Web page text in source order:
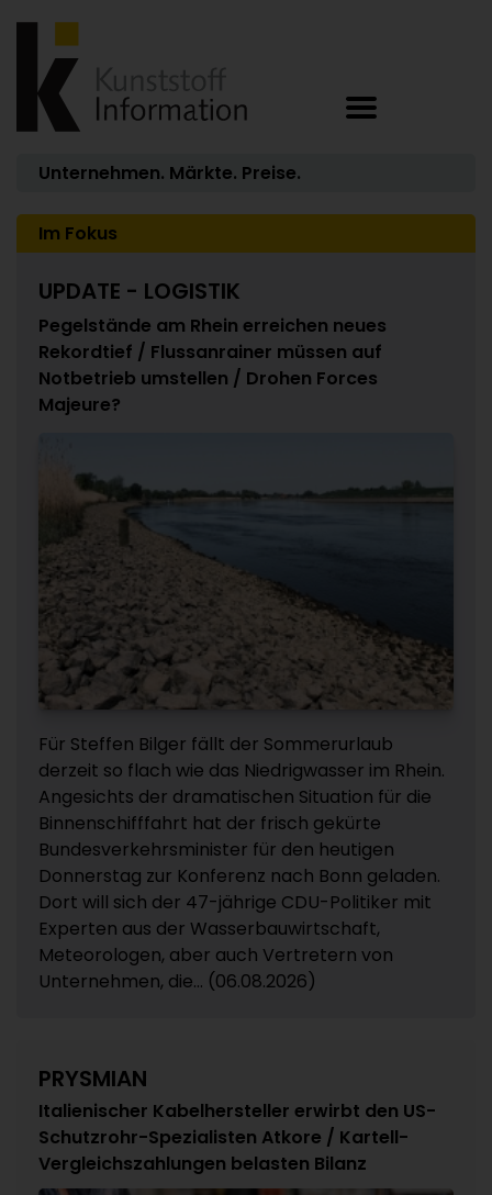
Unternehmen. Märkte. Preise.
Im Fokus
UPDATE - LOGISTIK
Pegelstände am Rhein erreichen neues
Rekordtief / Flussanrainer müssen auf
Notbetrieb umstellen / Drohen Forces
Majeure?
Für Steffen Bilger fällt der Sommerurlaub
derzeit so flach wie das Niedrigwasser im Rhein.
Angesichts der dramatischen Situation für die
Binnenschifffahrt hat der frisch gekürte
Bundesverkehrsminister für den heutigen
Donnerstag zur Konferenz nach Bonn geladen.
Dort will sich der 47-jährige CDU-Politiker mit
Experten aus der Wasserbauwirtschaft,
Meteorologen, aber auch Vertretern von
Unternehmen, die... (06.08.2026)
PRYSMIAN
Italienischer Kabelhersteller erwirbt den US-
Schutzrohr-Spezialisten Atkore / Kartell-
Vergleichszahlungen belasten Bilanz